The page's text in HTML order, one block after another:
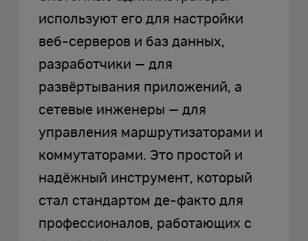
используют его для настройки
веб-серверов и баз данных,
разработчики — для
развёртывания приложений, а
сетевые инженеры — для
управления маршрутизаторами и
коммутаторами. Это простой и
надёжный инструмент, который
стал стандартом де-факто для
профессионалов, работающих с